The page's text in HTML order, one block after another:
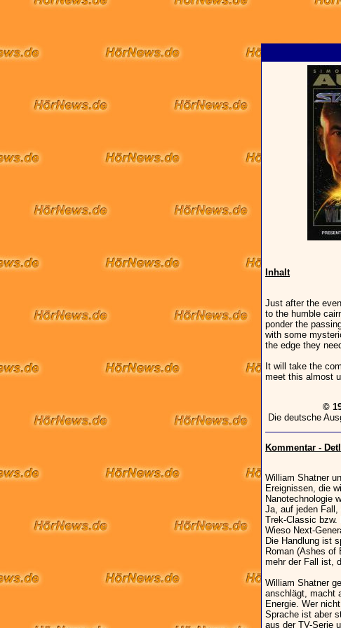
Inhalt
Just after the
to the humble
ponder the
with some
the edge they
It will take the
meet this almost
©
Die deutsche
Kommentar -
William Shatner
Ereignissen, die
Nanotechnologie
Ja, auf jeden Fall,
Trek-Classic bzw.
Wieso Next-
Die Handlung ist
Roman (Ashes of
mehr der Fall ist,
William Shatner
anschlägt, macht
Energie. Wer
Sprache ist aber
aus der TV-Serie